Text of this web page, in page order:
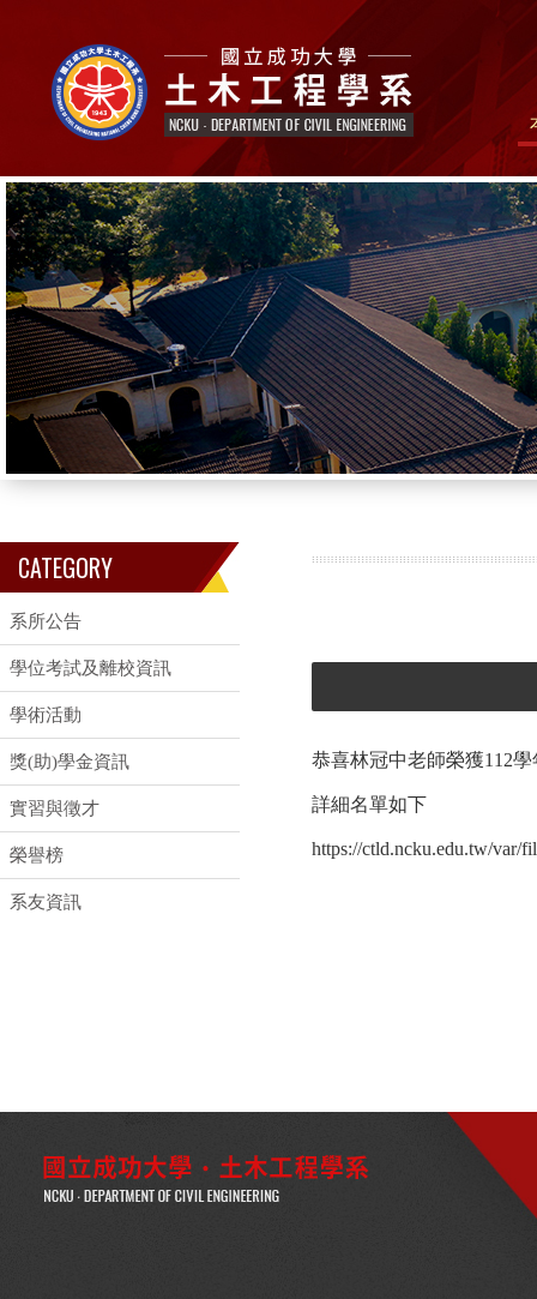
CATEGORY
系所公告
學位考試及離校資訊
學術活動
獎(助)學金資訊
實習與徵才
榮譽榜
系友資訊
恭喜林冠中老師榮獲112
詳細名單如下
https://ctld.ncku.edu.tw/var/